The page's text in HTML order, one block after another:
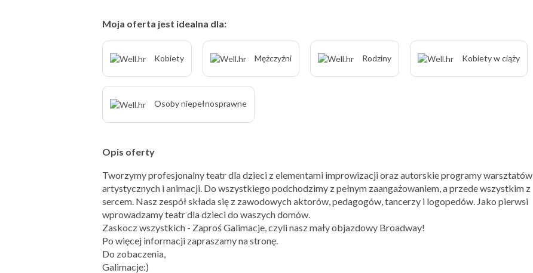
Moja oferta jest idealna dla:
Kobiety Mężczyźni Rodziny Kobiety w ciąży
Osoby niepełnosprawne
Opis oferty
Tworzymy profesjonalny teatr dla dzieci z elementami improwizacji oraz autorskie programy warsztatów
artystycznych i animacji. Do wszystkiego podchodzimy z pełnym zaangażowaniem, a przede wszystkim z
sercem. Nasz zespół składa się z zawodowych aktorów, pedagogów, tancerzy i logopedów. Jako pierwsi
wprowadzamy teatr dla dzieci do waszych domów.
Zaskocz wszystkich - Zaproś Galimacje, czyli nasz mały objazdowy Broadway!
Po więcej informacji zapraszamy na stronę.
Do zobaczenia,
Galimacje:)